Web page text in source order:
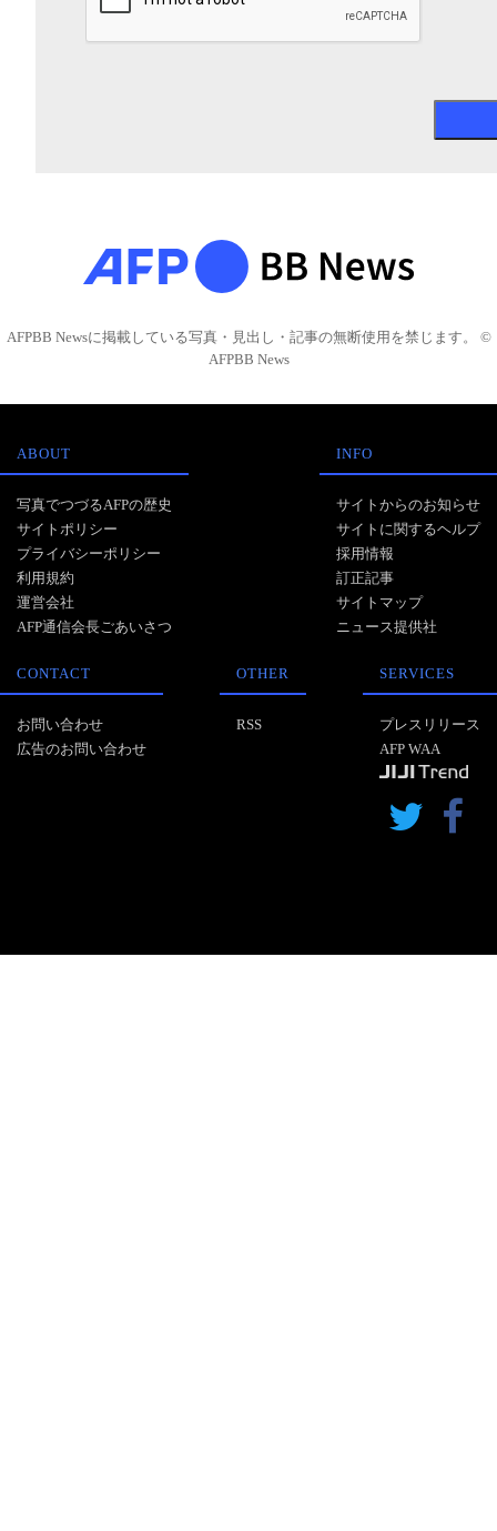
AFPBB Newsに掲載している写真・見出し・記事の無断使用を禁じます。 ©
AFPBB News
ABOUT
写真でつづるAFPの歴史
サイトポリシー
プライバシーポリシー
利用規約
運営会社
AFP通信会長ごあいさつ
INFO
サイトからのお知らせ
サイトに関するヘルプ
採用情報
訂正記事
サイトマップ
ニュース提供社
CONTACT
お問い合わせ
広告のお問い合わせ
OTHER
RSS
SERVICES
プレスリリース
AFP WAA